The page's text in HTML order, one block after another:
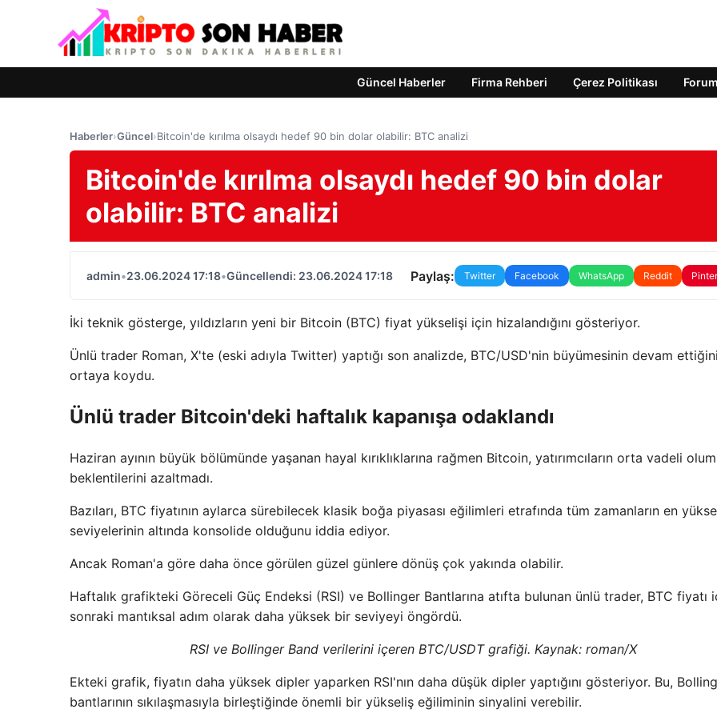
Güncel Haberler Firma Rehberi Çerez Politikası Forum
Haberler›Güncel›Bitcoin'de kırılma olsaydı hedef 90 bin dolar olabilir: BTC analizi
Bitcoin'de kırılma olsaydı hedef 90 bin dolar
olabilir: BTC analizi
admin•23.06.2024 17:18•Güncellendi: 23.06.2024 17:18 Paylaş: Twitter Facebook WhatsApp Reddit
İki teknik gösterge, yıldızların yeni bir Bitcoin (BTC) fiyat yükselişi için hizalandığını gösteriyor.
Ünlü trader Roman, X'te (eski adıyla Twitter) yaptığı son analizde, BTC/USD'nin büyümesinin devam ettiğini
ortaya koydu.
Ünlü trader Bitcoin'deki haftalık kapanışa odaklandı
Haziran ayının büyük bölümünde yaşanan hayal kırıklıklarına rağmen Bitcoin, yatırımcıların orta vadeli
beklentilerini azaltmadı.
Bazıları, BTC fiyatının aylarca sürebilecek klasik boğa piyasası eğilimleri etrafında tüm zamanların en
seviyelerinin altında konsolide olduğunu iddia ediyor.
Ancak Roman'a göre daha önce görülen güzel günlere dönüş çok yakında olabilir.
Haftalık grafikteki Göreceli Güç Endeksi (RSI) ve Bollinger Bantlarına atıfta bulunan ünlü trader, BTC fiyatı
sonraki mantıksal adım olarak daha yüksek bir seviyeyi öngördü.
RSI ve Bollinger Band verilerini içeren BTC/USDT grafiği. Kaynak: roman/X
Ekteki grafik, fiyatın daha yüksek dipler yaparken RSI'nın daha düşük dipler yaptığını gösteriyor. Bu,
bantlarının sıkılaşmasıyla birleştiğinde önemli bir yükseliş eğiliminin sinyalini verebilir.